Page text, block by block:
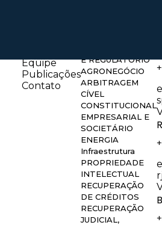
Equipe
Publicações
Contato
E REGULATÓRIO
AGRONEGÓCIO
ARBITRAGEM
CÍVEL
CONSTITUCIONAL
EMPRESARIAL E
SOCIETÁRIO
ENERGIA
Infraestrutura
PROPRIEDADE
INTELECTUAL
RECUPERAÇÃO
DE CRÉDITOS
RECUPERAÇÃO
JUDICIAL,